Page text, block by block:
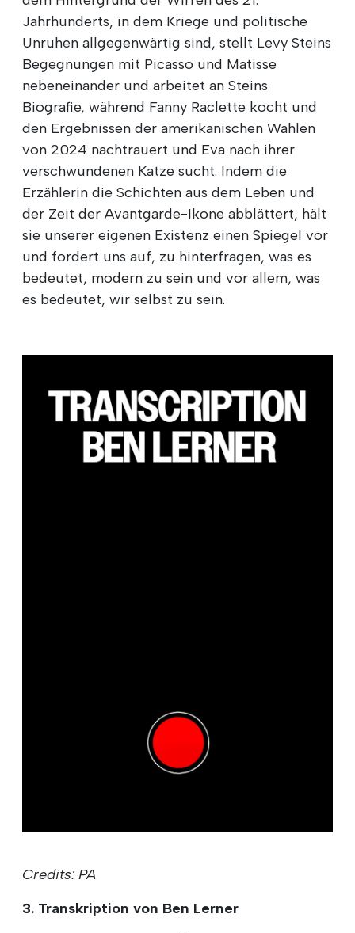
Jahrhunderts, in dem Kriege und politische
Unruhen allgegenwärtig sind, stellt Levy Steins
Begegnungen mit Picasso und Matisse
nebeneinander und arbeitet an Steins
Biografie, während Fanny Raclette kocht und
den Ergebnissen der amerikanischen Wahlen
von 2024 nachtrauert und Eva nach ihrer
verschwundenen Katze sucht. Indem die
Erzählerin die Schichten aus dem Leben und
der Zeit der Avantgarde-Ikone abblättert, hält
sie unserer eigenen Existenz einen Spiegel vor
und fordert uns auf, zu hinterfragen, was es
bedeutet, modern zu sein und vor allem, was
es bedeutet, wir selbst zu sein.
Credits: PA
3. Transkription von Ben Lerner